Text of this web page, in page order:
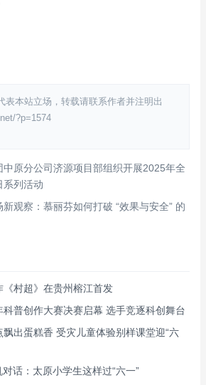
表本站立场，转载请联系作者并注明出
?p=1574
中原分公司济源项目部组织开展2025年全
系列活动
观察：慕丽芬如何打破 “效果与安全” 的
村超》在贵州榕江首发
普创作大赛决赛启幕 选手竞逐科创舞台
飘出蛋糕香 受灾儿童体验别样课堂迎“六
话：太原小学生这样过“六一”